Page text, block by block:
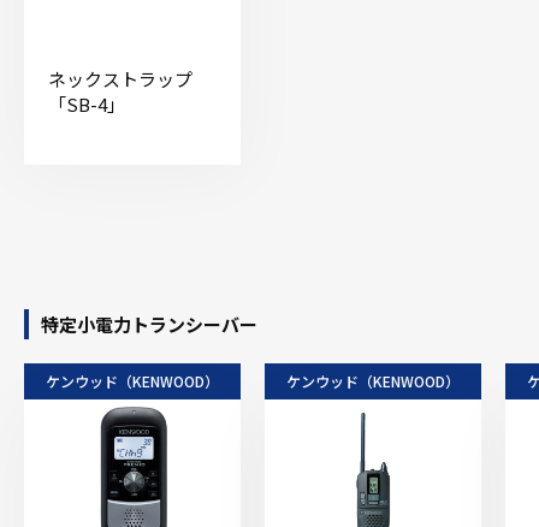
ネックストラップ
「SB-4」
特定小電力トランシーバー
ケンウッド（KENWOOD） ケンウッド（KENWOOD）